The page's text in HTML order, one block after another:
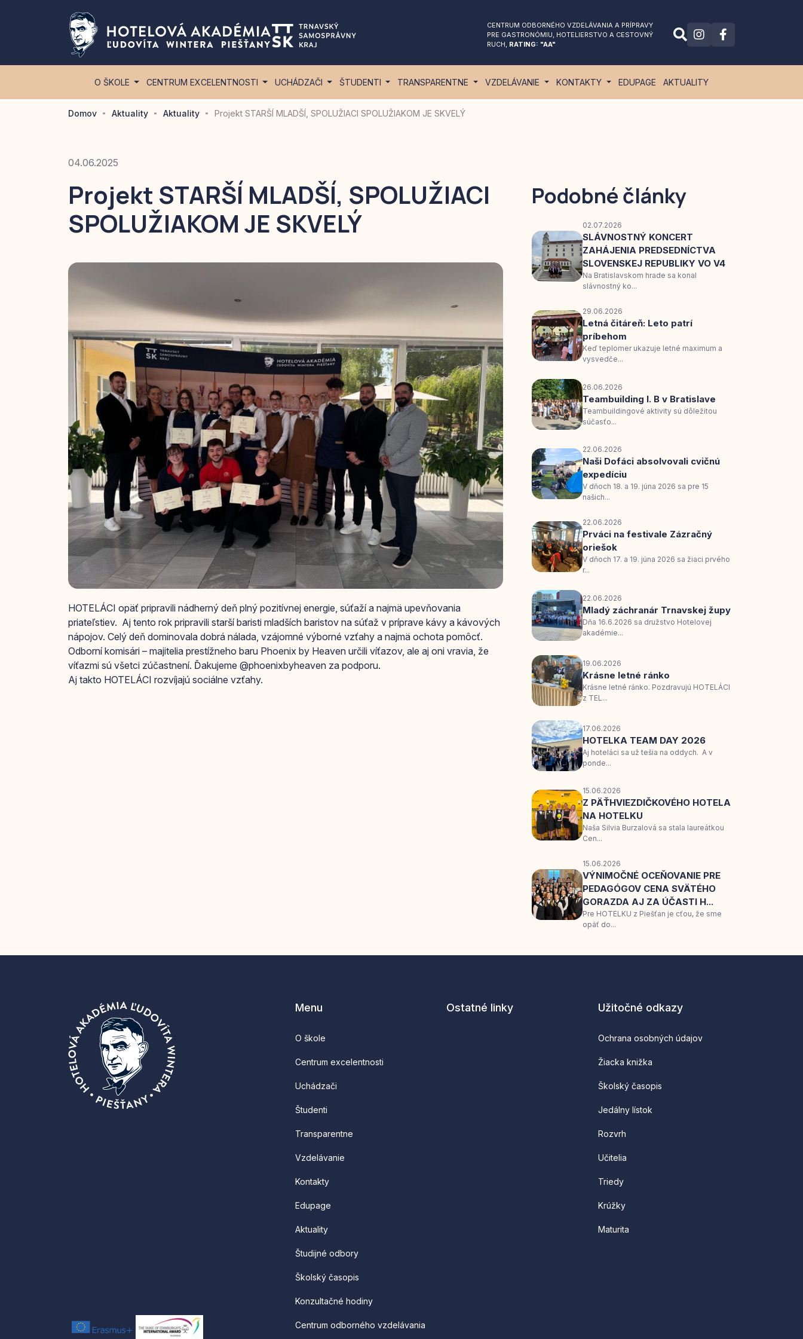
CENTRUM ODBORNÉHO VZDELÁVANIA A PRÍPRAVY
PRE GASTRONÓMIU, HOTELIERSTVO A CESTOVNÝ
RUCH, RATING: "AA"
O ŠKOLE CENTRUM EXCELENTNOSTI UCHÁDZAČI ŠTUDENTI TRANSPARENTNE VZDELÁVANIE KONTAKTY EDUPAGE AKTUALITY
Domov Aktuality Aktuality Projekt STARŠÍ MLADŠÍ, SPOLUŽIACI SPOLUŽIAKOM JE SKVELÝ
04.06.2025
Projekt STARŠÍ MLADŠÍ, SPOLUŽIACI
SPOLUŽIAKOM JE SKVELÝ
HOTELÁCI opäť pripravili nádherný deň plný pozitívnej energie, súťaží a najmä upevňovania
priateľstiev. Aj tento rok pripravili starší baristi mladších baristov na súťaž v príprave kávy a kávových
nápojov. Celý deň dominovala dobrá nálada, vzájomné výborné vzťahy a najmä ochota pomôcť.
Odborní komisári – majitelia prestížneho baru Phoenix by Heaven určili víťazov, ale aj oni vravia, že
víťazmi sú všetci zúčastnení. Ďakujeme @phoenixbyheaven za podporu.
Aj takto HOTELÁCI rozvíjajú sociálne vzťahy.
Podobné články
02.07.2026
SLÁVNOSTNÝ KONCERT
ZAHÁJENIA PREDSEDNÍCTVA
SLOVENSKEJ REPUBLIKY VO V4
Na Bratislavskom hrade sa konal
slávnostný ko...
29.06.2026
Letná čitáreň: Leto patrí
príbehom
Keď teplomer ukazuje letné maximum a
vysvedče...
26.06.2026
Teambuilding I. B v Bratislave
Teambuildingové aktivity sú dôležitou
súčasťo...
22.06.2026
Naši Dofáci absolvovali cvičnú
expedíciu
V dňoch 18. a 19. júna 2026 sa pre 15
našich...
22.06.2026
Prváci na festivale Zázračný
oriešok
V dňoch 17. a 19. júna 2026 sa žiaci prvého
r...
22.06.2026
Mladý záchranár Trnavskej župy
Dňa 16.6.2026 sa družstvo Hotelovej
akadémie...
19.06.2026
Krásne letné ránko
Krásne letné ránko. Pozdravujú HOTELÁCI
z TEL...
17.06.2026
HOTELKA TEAM DAY 2026
Aj hoteláci sa už tešia na oddych. A v
ponde...
15.06.2026
Z PÄŤHVIEZDIČKOVÉHO HOTELA
NA HOTELKU
Naša Silvia Burzalová sa stala laureátkou
Cen...
15.06.2026
VÝNIMOČNÉ OCEŇOVANIE PRE
PEDAGÓGOV CENA SVÄTÉHO
GORAZDA AJ ZA ÚČASTI H...
Pre HOTELKU z Piešťan je cťou, že sme
opäť do...
Menu
O škole
Centrum excelentnosti
Uchádzači
Študenti
Transparentne
Vzdelávanie
Kontakty
Edupage
Aktuality
Študijné odbory
Školský časopis
Konzultačné hodiny
Centrum odborného vzdelávania
Ostatné linky Užitočné odkazy
Ochrana osobných údajov
Žiacka knižka
Školský časopis
Jedálny lístok
Rozvrh
Učitelia
Triedy
Krúžky
Maturita